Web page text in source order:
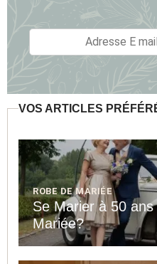
E
I
L
VOS ARTICLES
ROBE DE MARIÉE
Se Marier à 50
Mariée?